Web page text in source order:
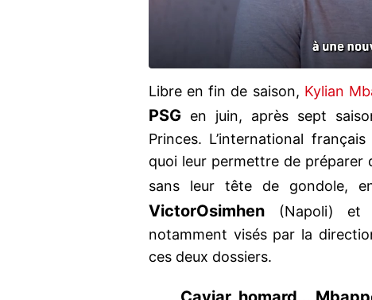
Libre en fin de saison, Kylian
PSG en juin, après sept
Princes. L’international
quoi leur permettre de préparer
sans leur tête de gondole,
VictorOsimhen (Napoli) et
notamment visés par la
ces deux dossiers.